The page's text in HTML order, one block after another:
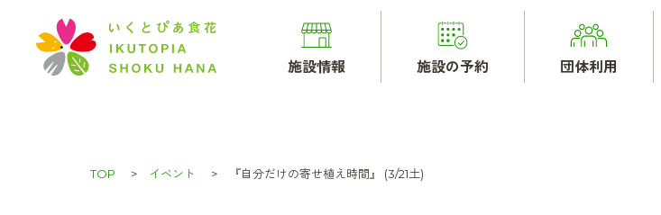
施設情報 施設の予約 団体利用
TOP イベント 『自分だけの寄せ植え時間』 (3/21土)